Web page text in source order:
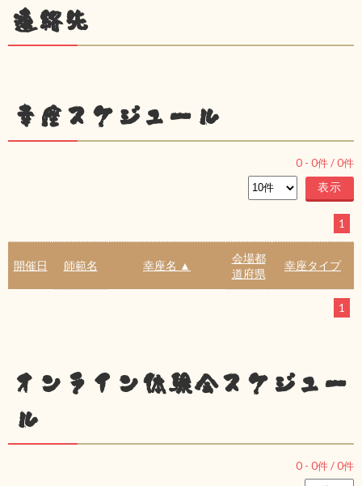
連絡先
幸座スケジュール
0 - 0件 /0件
1
開催日 師範名 幸座名 ▲
会場都
道府県
幸座タイプ
1
オンライン体験会スケジュー
ル
0 - 0件 /0件